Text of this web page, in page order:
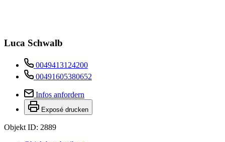
Luca Schwalb
0049413124200
00491605380652
Infos anfordern
Exposé drucken
Objekt ID: 2889